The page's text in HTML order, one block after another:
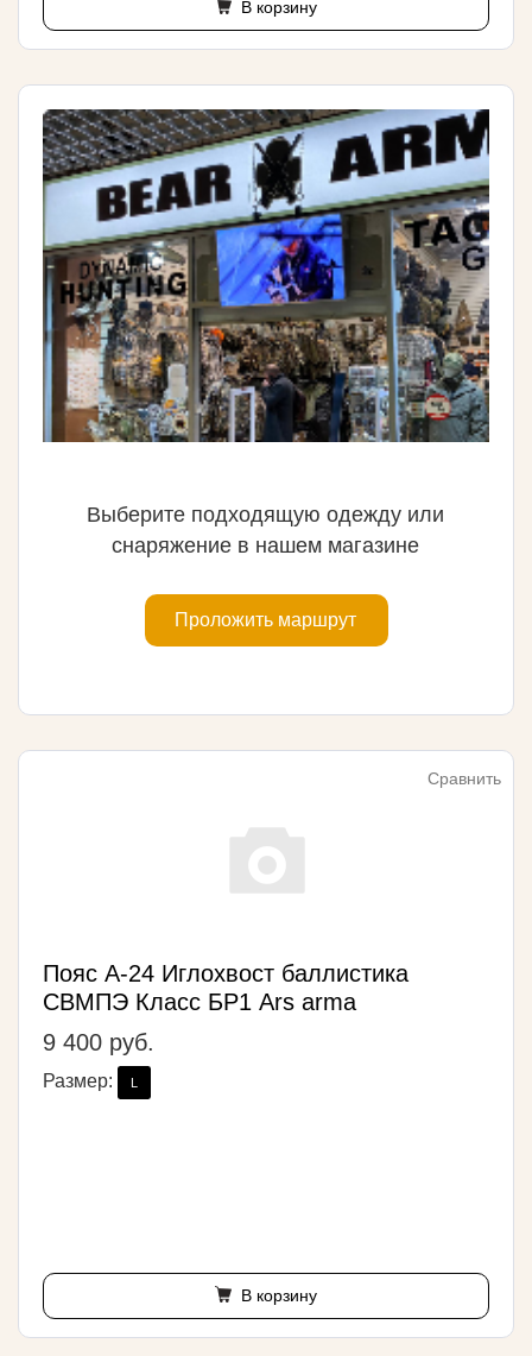
В корзину
Выберите подходящую одежду или
снаряжение в нашем магазине
Проложить маршрут
Сравнить
Пояс А-24 Иглохвост баллистика
СВМПЭ Класс БР1 Ars arma
9 400 руб.
Размер: L
В корзину